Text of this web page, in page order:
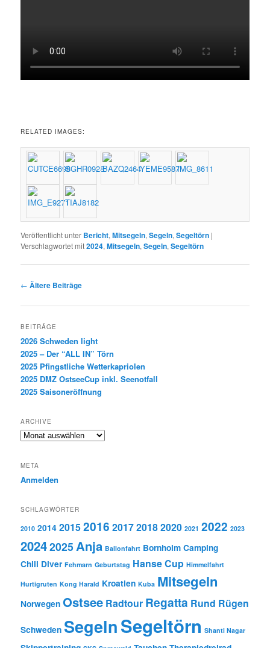
RELATED IMAGES:
Veröffentlicht unter Bericht,Mitsegeln,Segeln,Segeltörn |
Verschlagwortet mit2024,Mitsegeln,Segeln,Segeltörn
Beitragsnavigation
← Ältere Beiträge
BEITRÄGE
2026 Schweden light
2025 – Der “ALL IN” Törn
2025 Pfingstliche Wetterkapriolen
2025 DMZ OstseeCup inkl. Seenotfall
2025 Saisoneröffnung
ARCHIVE
Archive
META
Anmelden
SCHLAGWÖRTER
2010 2014 20152016 201720182020 2021 2022 2023
20242025 Anja Ballonfahrt Bornholm Camping
Chill Diver Fehmarn Geburtstag Hanse Cup Himmelfahrt
Hurtigruten Kong Harald Kroatien Kuba Mitsegeln
Norwegen Ostsee Radtour Regatta Rund Rügen
Schweden SegelnSegeltörn Shanti Nagar